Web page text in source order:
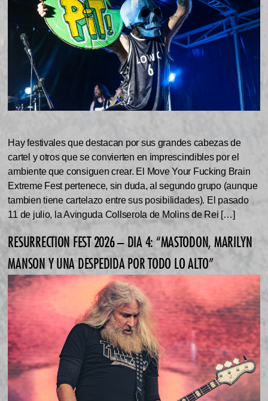
Hay festivales que destacan por sus grandes cabezas de
cartel y otros que se convierten en imprescindibles por el
ambiente que consiguen crear. El Move Your Fucking Brain
Extreme Fest pertenece, sin duda, al segundo grupo (aunque
tambien tiene cartelazo entre sus posibilidades). El pasado
11 de julio, la Avinguda Collserola de Molins de Rei […]
RESURRECTION FEST 2026 – DIA 4: “MASTODON, MARILYN
MANSON Y UNA DESPEDIDA POR TODO LO ALTO”